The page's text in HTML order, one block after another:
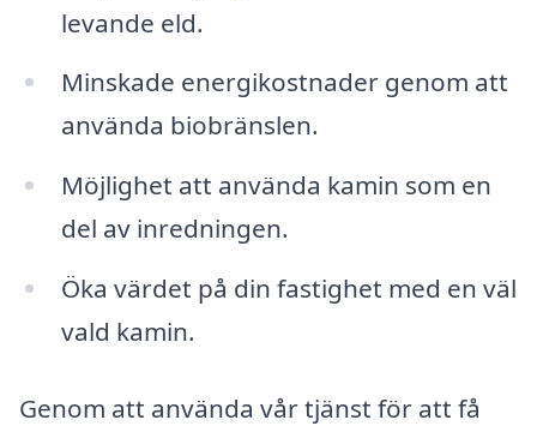
levande eld.
Minskade energikostnader genom att
använda biobränslen.
Möjlighet att använda kamin som en
del av inredningen.
Öka värdet på din fastighet med en väl
vald kamin.
Genom att använda vår tjänst för att få